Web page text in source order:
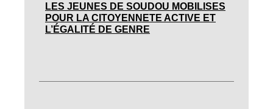
LES JEUNES DE SOUDOU MOBILISES
POUR LA CITOYENNETE ACTIVE ET
L’ÉGALITÉ DE GENRE